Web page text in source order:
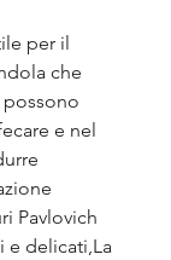
per il
che
e nel
Pavlovich
e delicati,La